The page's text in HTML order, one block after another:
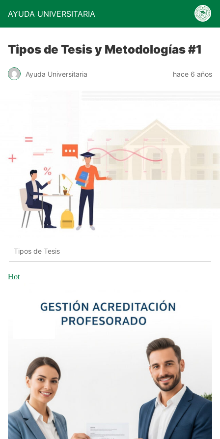
AYUDA UNIVERSITARIA
Tipos de Tesis y Metodologías #1
Ayuda Universitaria hace 6 años
Tipos de Tesis
Hot